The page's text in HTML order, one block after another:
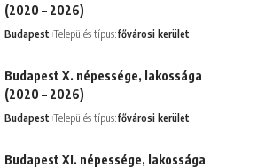
(2020 – 2026)
Budapest Település típus:fővárosi kerület
Budapest X. népessége, lakossága
(2020 – 2026)
Budapest Település típus:fővárosi kerület
Budapest XI. népessége, lakossága